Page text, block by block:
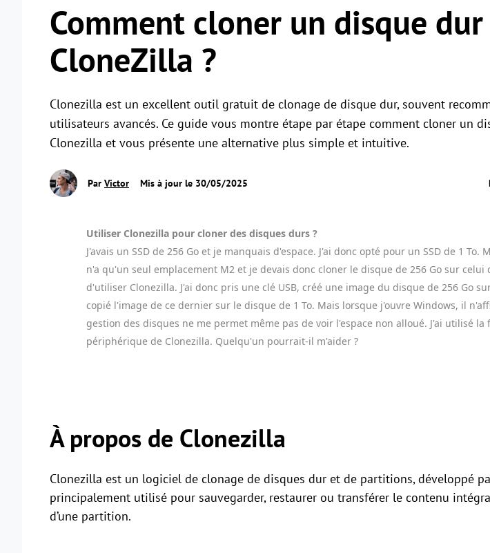
Comment cloner un disque dur
CloneZilla ?
Clonezilla est un excellent outil gratuit de clonage de disque dur, souvent
utilisateurs avancés. Ce guide vous montre étape par étape comment cloner un
Clonezilla et vous présente une alternative plus simple et intuitive.
Par Victor Mis à jour le 30/05/2025
Utiliser Clonezilla pour cloner des disques durs ?
J'avais un SSD de 256 Go et je manquais d'espace. J'ai donc opté pour un SSD de 1
n'a qu'un seul emplacement M2 et je devais donc cloner le disque de 256 Go sur celui
d'utiliser Clonezilla. J'ai donc pris une clé USB, créé une image du disque de 256 Go
copié l'image de ce dernier sur le disque de 1 To. Mais lorsque j'ouvre Windows, il
gestion des disques ne me permet même pas de voir l'espace non alloué. J'ai utilisé
périphérique de Clonezilla. Quelqu'un pourrait-il m'aider ?
À propos de Clonezilla
Clonezilla est un logiciel de clonage de disques dur et de partitions, développé
principalement utilisé pour sauvegarder, restaurer ou transférer le contenu
d’une partition.